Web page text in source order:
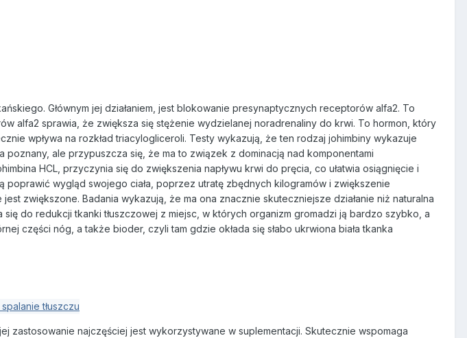
Głównym jej działaniem, jest blokowanie presynaptycznych receptorów alfa2. To
alfa2 sprawia, że zwiększa się stężenie wydzielanej noradrenaliny do krwi. To hormon, który
wpływa na rozkład triacylogliceroli. Testy wykazują, że ten rodzaj johimbiny wykazuje
ale przypuszcza się, że ma to związek z dominacją nad komponentami
HCL, przyczynia się do zwiększenia napływu krwi do pręcia, co ułatwia osiągnięcie i
wygląd swojego ciała, poprzez utratę zbędnych kilogramów i zwiększenie
zwiększone. Badania wykazują, że ma ona znacznie skuteczniejsze działanie niż naturalna
do redukcji tkanki tłuszczowej z miejsc, w których organizm gromadzi ją bardzo szybko, a
części nóg, a także bioder, czyli tam gdzie okłada się słabo ukrwiona biała tkanka
zastosowanie najczęściej jest wykorzystywane w suplementacji. Skutecznie wspomaga